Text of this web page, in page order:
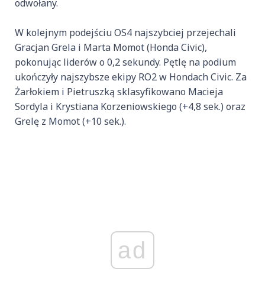
odwołany.
W kolejnym podejściu OS4 najszybciej przejechali
Gracjan Grela i Marta Momot (Honda Civic),
pokonując liderów o 0,2 sekundy. Pętlę na podium
ukończyły najszybsze ekipy RO2 w Hondach Civic. Za
Żarłokiem i Pietruszką sklasyfikowano Macieja
Sordyla i Krystiana Korzeniowskiego (+4,8 sek.) oraz
Grelę z Momot (+10 sek.).
ad